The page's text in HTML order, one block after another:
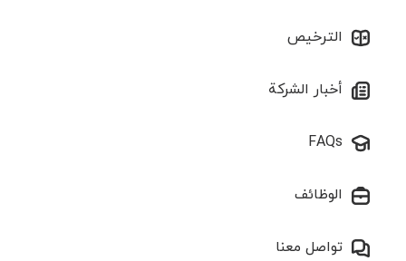
الشراكة
الترخيص
أخبار الشركة
FAQs
الوظائف
تواصل معنا